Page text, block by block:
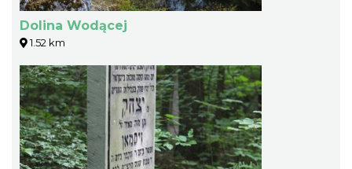
Dolina Wodącej
1.52 km